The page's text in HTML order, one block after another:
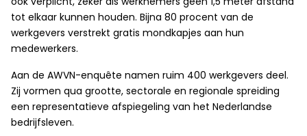
tot elkaar kunnen houden. Bijna 80 procent van de
werkgevers verstrekt gratis mondkapjes aan hun
medewerkers.
Aan de AWVN-enquête namen ruim 400 werkgevers deel.
Zij vormen qua grootte, sectorale en regionale spreiding
een representatieve afspiegeling van het Nederlandse
bedrijfsleven.